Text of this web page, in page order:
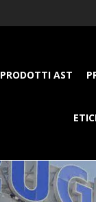
PRODOTTI AST